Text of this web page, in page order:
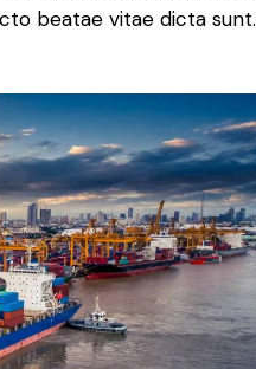
beatae vitae dicta sunt.